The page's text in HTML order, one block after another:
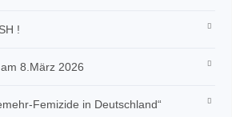
!
8.März 2026
Femizide in Deutschland“